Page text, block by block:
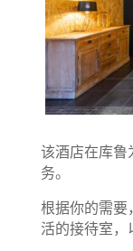
该酒店在库鲁
务。
根据你的需要
活的接待室，